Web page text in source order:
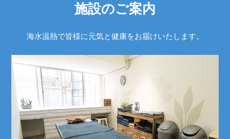
施設のご案内
海水温熱で皆様に元気と健康をお届けいたします。